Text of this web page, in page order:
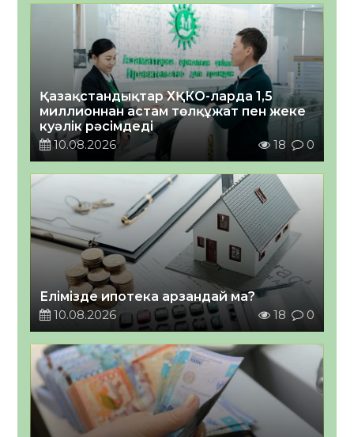
Қазақстандықтар ХҚКО-ларда 1,5
миллионнан астам төлқұжат пен жеке
куәлік рәсімдеді
10.08.2026
18 0
Елімізде ипотека арзандай ма?
10.08.2026
18 0